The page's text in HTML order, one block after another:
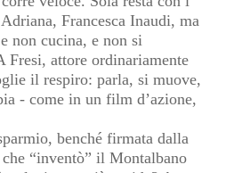
Francesca Inaudi, ma
non cucina, e non si
Fresi, attore ordinariamente
il respiro: parla, si muove,
- come in un film d’azione,
benché firmata dalla
“inventò” il Montalbano